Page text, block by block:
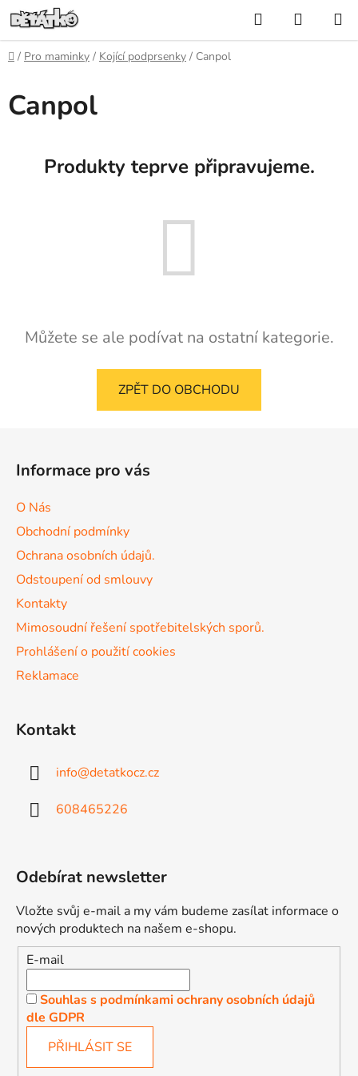
Přejít
na
obsah
Hledat
KOŠÍK
Domů
/ Pro maminky / Kojící podprsenky / Canpol
Canpol
Produkty teprve připravujeme.
Můžete se ale podívat na ostatní kategorie.
ZPĚT DO OBCHODU
Informace pro vás
O Nás
Obchodní podmínky
Ochrana osobních údajů.
Odstoupení od smlouvy
Kontakty
Mimosoudní řešení spotřebitelských sporů.
Prohlášení o použití cookies
Reklamace
Kontakt
info@detatkocz.cz
608465226
Odebírat newsletter
Vložte svůj e-mail a my vám budeme zasílat informace o
nových produktech na našem e-shopu.
E-mail
Souhlas s podmínkami ochrany osobních údajů
dle GDPR
PŘIHLÁSIT SE